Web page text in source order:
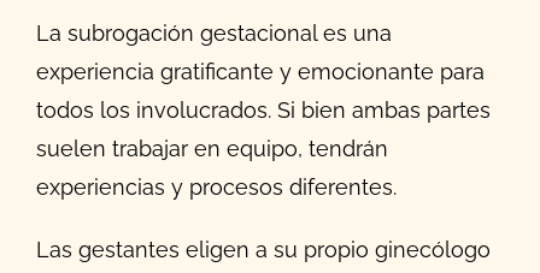
La subrogación gestacional es una
experiencia gratificante y emocionante para
todos los involucrados. Si bien ambas partes
suelen trabajar en equipo, tendrán
experiencias y procesos diferentes.
Las gestantes eligen a su propio ginecólogo